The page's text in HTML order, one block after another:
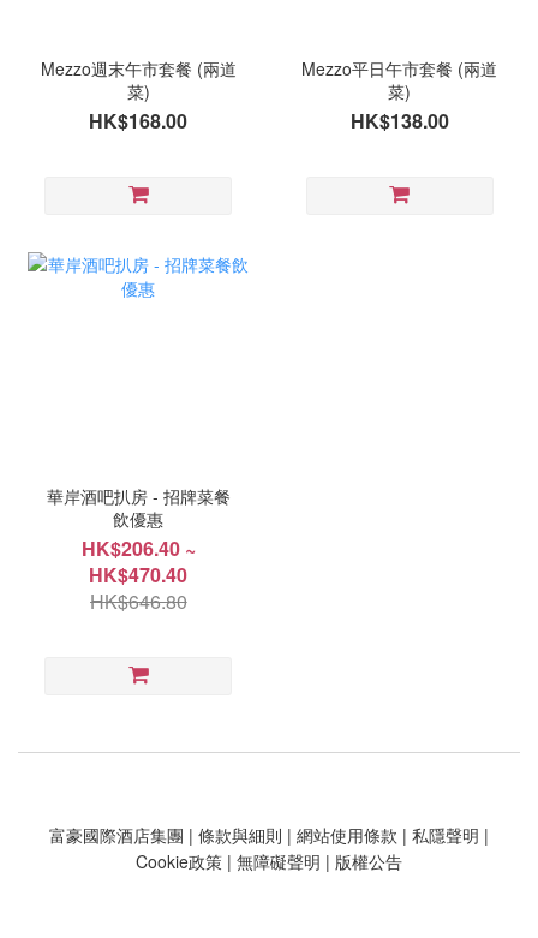
Mezzo週末午市套餐 (兩道
菜)
HK$168.00
Mezzo平日午市套餐 (兩道
菜)
HK$138.00
華岸酒吧扒房 - 招牌菜餐
飲優惠
HK$206.40 ~
HK$470.40
HK$646.80
富豪國際酒店集團 | 條款與細則 | 網站使用條款 | 私隱聲明 |
Cookie政策 | 無障礙聲明 | 版權公告